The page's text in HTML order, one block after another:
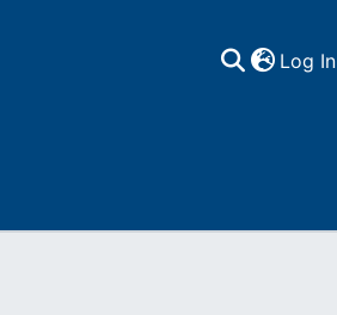
Log In